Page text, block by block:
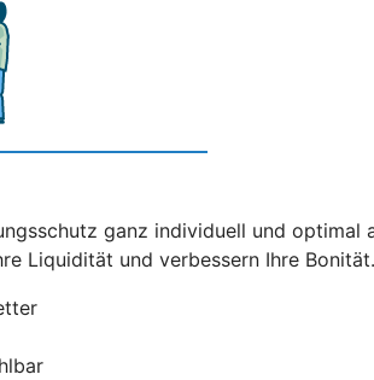
ganz individuell und
Liquidität und verbessern Ihre Bonität.